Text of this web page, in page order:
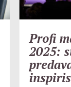
Profi
2025: